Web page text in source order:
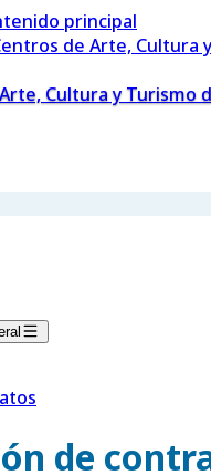
principal
Cultura y Turismo
de